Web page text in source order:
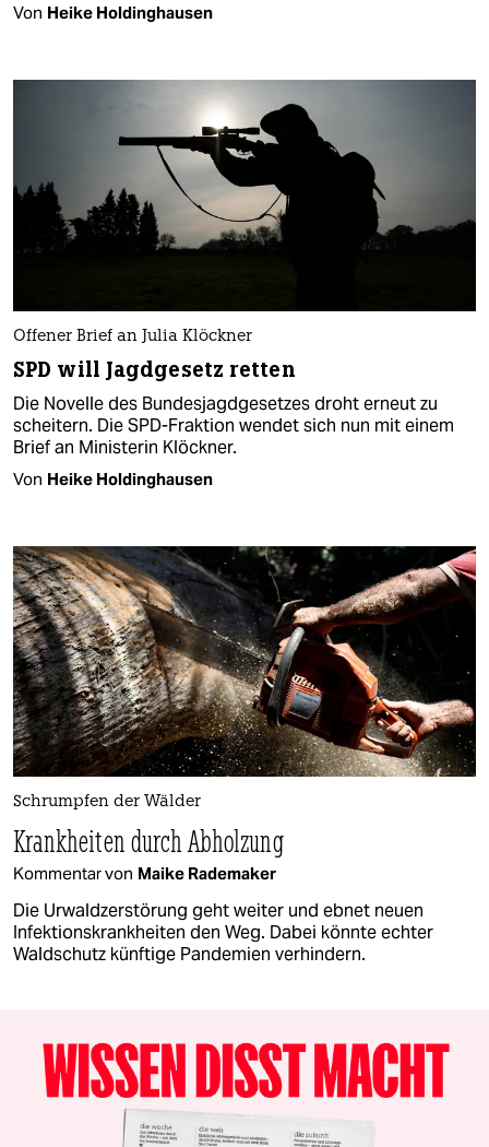
Von Heike Holdinghausen
Offener Brief an Julia Klöckner
SPD will Jagdgesetz retten
Die Novelle des Bundesjagdgesetzes droht erneut zu
scheitern. Die SPD-Fraktion wendet sich nun mit einem
Brief an Ministerin Klöckner.
Von Heike Holdinghausen
Schrumpfen der Wälder
Krankheiten durch Abholzung
Kommentar von Maike Rademaker
Die Urwaldzerstörung geht weiter und ebnet neuen
Infektionskrankheiten den Weg. Dabei könnte echter
Waldschutz künftige Pandemien verhindern.